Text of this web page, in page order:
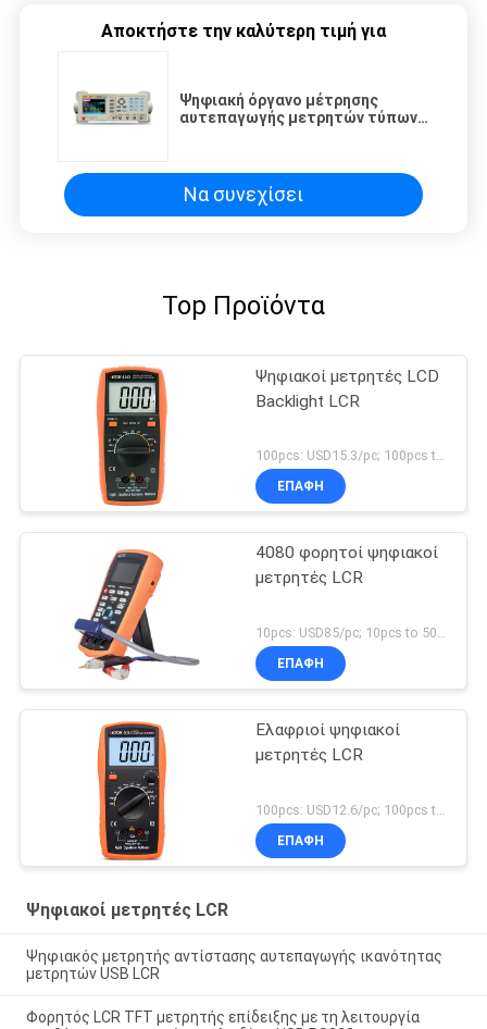
Αποκτήστε την καλύτερη τιμή για
Ψηφιακή όργανο μέτρησης
αυτεπαγωγής μετρητών τύπων
Να συνεχίσει
Top Προϊόντα
Ψηφιακοί μετρητές LCD
Backlight LCR
100pcs: USD15.3/pc; 100pcs to 500pcs: USD14.5/pc; 500pcs to 1000pcs: USD13.8/pc; Above 3000pcs: USD13.2/pc MOQ:100PCS
ΕΠΑΦΉ
4080 φορητοί ψηφιακοί
μετρητές LCR
10pcs: USD85/pc; 10pcs to 50pcs: USD83/pc; Above 500pcs : USD80 MOQ:10pcs
ΕΠΑΦΉ
Ελαφριοί ψηφιακοί
μετρητές LCR
ΕΠΑΦΉ
Ψηφιακοί μετρητές LCR
Ψηφιακός μετρητής αντίστασης αυτεπαγωγής ικανότητας
μετρητών USB LCR
Φορητός LCR TFT μετρητής επίδειξης με τη λειτουργία